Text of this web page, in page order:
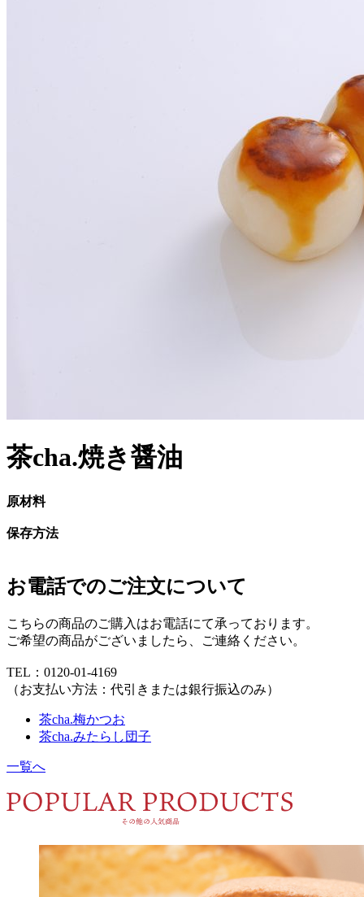
茶cha.焼き醤油
原材料
保存方法
お電話でのご注文について
こちらの商品のご購入はお電話にて承っております。
ご希望の商品がございましたら、ご連絡ください。
TEL：0120-01-4169
（お支払い方法：代引きまたは銀行振込のみ）
茶cha.梅かつお
茶cha.みたらし団子
一覧へ